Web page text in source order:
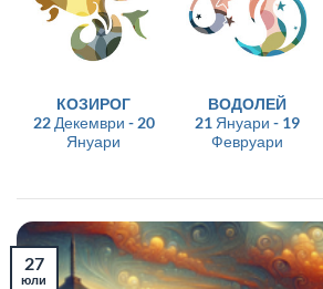
КОЗИРОГ
22 Декември - 20
Януари
ВОДОЛЕЙ
21 Януари - 19
Февруари
27
юли